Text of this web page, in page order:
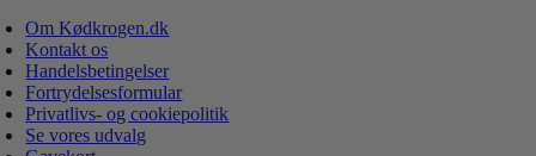
Om Kødkrogen.dk
Kontakt os
Handelsbetingelser
Fortrydelsesformular
Privatlivs- og cookiepolitik
Se vores udvalg